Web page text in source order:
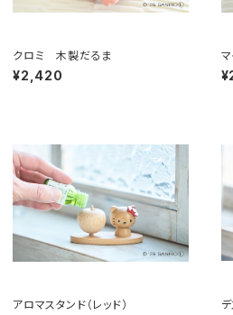
クロミ 木製だるま
¥2,420
アロマスタンド（レッド）